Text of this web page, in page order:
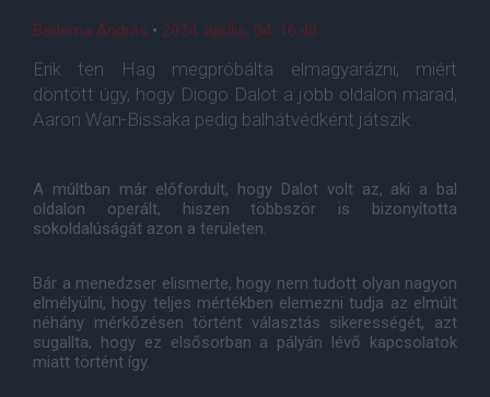
Bederna András • 2024. április. 04. 16:40
Erik ten Hag megpróbálta elmagyarázni, miért
döntött úgy, hogy Diogo Dalot a jobb oldalon marad,
Aaron Wan-Bissaka pedig balhátvédként játszik.
A múltban már előfordult, hogy Dalot volt az, aki a bal
oldalon operált, hiszen többször is bizonyította
sokoldalúságát azon a területen.
Bár a menedzser elismerte, hogy nem tudott olyan nagyon
elmélyülni, hogy teljes mértékben elemezni tudja az elmúlt
néhány mérkőzésen történt választás sikerességét, azt
sugallta, hogy ez elsősorban a pályán lévő kapcsolatok
miatt történt így.